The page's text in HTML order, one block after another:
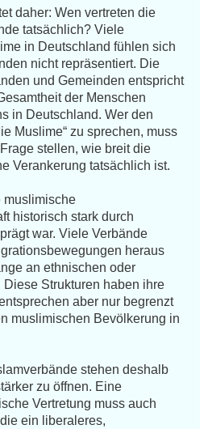
daher: Wen vertreten die
tatsächlich? Viele
in Deutschland fühlen sich
nicht repräsentiert. Die
und Gemeinden entspricht
der Menschen
in Deutschland. Wer den
Muslime“ zu sprechen, muss
stellen, wie breit die
Verankerung tatsächlich ist.
muslimische
historisch stark durch
war. Viele Verbände
heraus
an ethnischen oder
Strukturen haben ihre
aber nur begrenzt
muslimischen Bevölkerung in
stehen deshalb
zu öffnen. Eine
Vertretung muss auch
ein liberaleres,